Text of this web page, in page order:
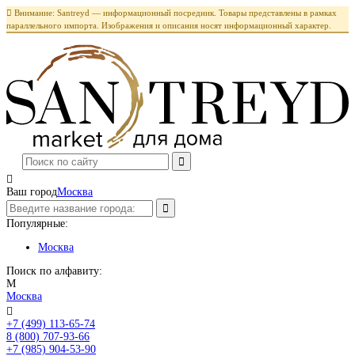
 Внимание: Santreyd — информационный посредник. Товары представлены в рамках
параллельного импорта. Изображения и описания носят информационный характер.

Ваш городМосква
Популярные:
Москва
Поиск по алфавиту:
М
Москва

+7 (499) 113-65-74
8 (800) 707-93-66
+7 (985) 904-53-90